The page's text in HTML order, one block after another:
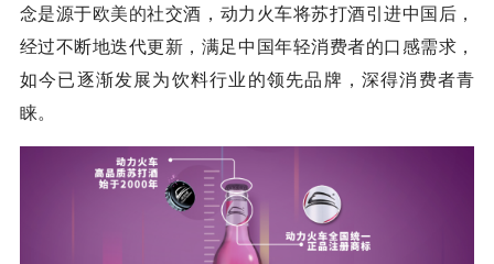
念是源于欧美的社交酒，动力火车将苏打酒引进中国后，
经过不断地迭代更新，满足中国年轻消费者的口感需求，
如今已逐渐发展为饮料行业的领先品牌，深得消费者青
睐。